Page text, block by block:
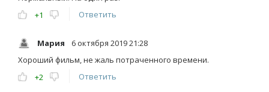
+1
Ответить
Мария
6 октября 2019 21:28
Хороший фильм, не жаль потраченного времени.
+2
Ответить